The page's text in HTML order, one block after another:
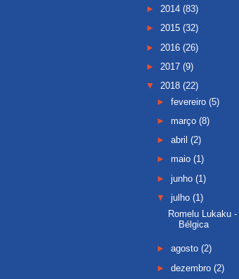
► 2014 (83)
► 2015 (32)
► 2016 (26)
► 2017 (9)
▼ 2018 (22)
►fevereiro(5)
►março(8)
►abril(2)
►maio(1)
►junho(1)
▼julho(1)
Romelu Lukaku -
Bélgica
►agosto(2)
►dezembro(2)